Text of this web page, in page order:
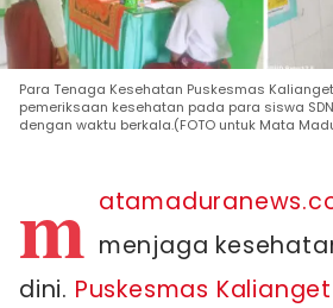
Para Tenaga Kesehatan Puskesmas
pemeriksaan kesehatan pada para siswa
dengan waktu berkala.(FOTO untuk Mata
m menjaga
dini. Puskesmas Kalianget